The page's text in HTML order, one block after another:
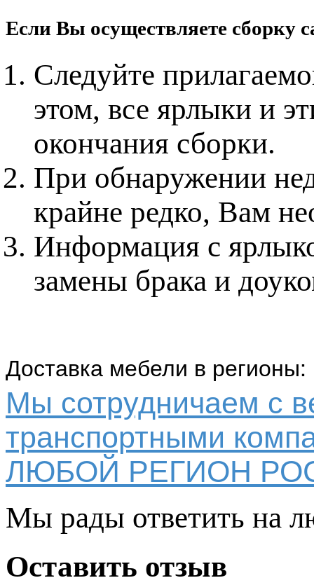
Если Вы осуществляете сборку
Следуйте
этом, все ярлыки и
окончания сборки.
При обнаружении
крайне редко, Вам
Информация с
замены брака и
Доставка мебели в регионы:
Мы сотрудничаем с
транспортными
ЛЮБОЙ РЕГИОН
Мы рады ответить на
Оставить отзыв